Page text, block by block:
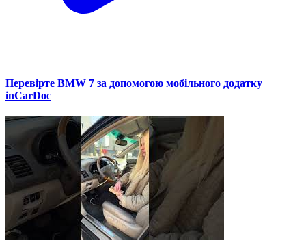
Перевірте BMW 7 за допомогою мобільного додатку
inCarDoc